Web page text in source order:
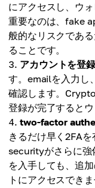
にアクセスし、ウ
重要なのは、fake
般的なリスクであ
ることです。
アカウントを登録
す。emailを入力し
確認します。
登録が完了すると
two-factor
きるだけ早く2FA
securityがさらに強
を入手しても、追
トにアクセスできま